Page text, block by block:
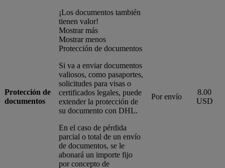
Protección de
documentos
¡Los documentos también
tienen valor!
Mostrar más
Mostrar menos
Protección de documentos
Si va a enviar documentos
valiosos, como pasaportes,
solicitudes para visas o
certificados legales, puede
extender la protección de
su documento con DHL.
En el caso de pérdida
parcial o total de un envío
de documentos, se le
abonará un importe fijo
por concepto de
Por envío
8.00
USD